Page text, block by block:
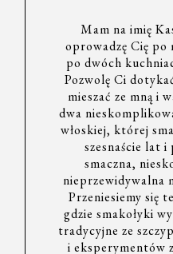
Mam na imię
oprowadzę Cię po
po dwóch
Pozwolę Ci
mieszać ze mną i
dwa
włoskiej, której
szesnaście lat
smaczna,
nieprzewidywalna
Przeniesiemy się
gdzie smakołyki
tradycyjne ze
i eksperymentów